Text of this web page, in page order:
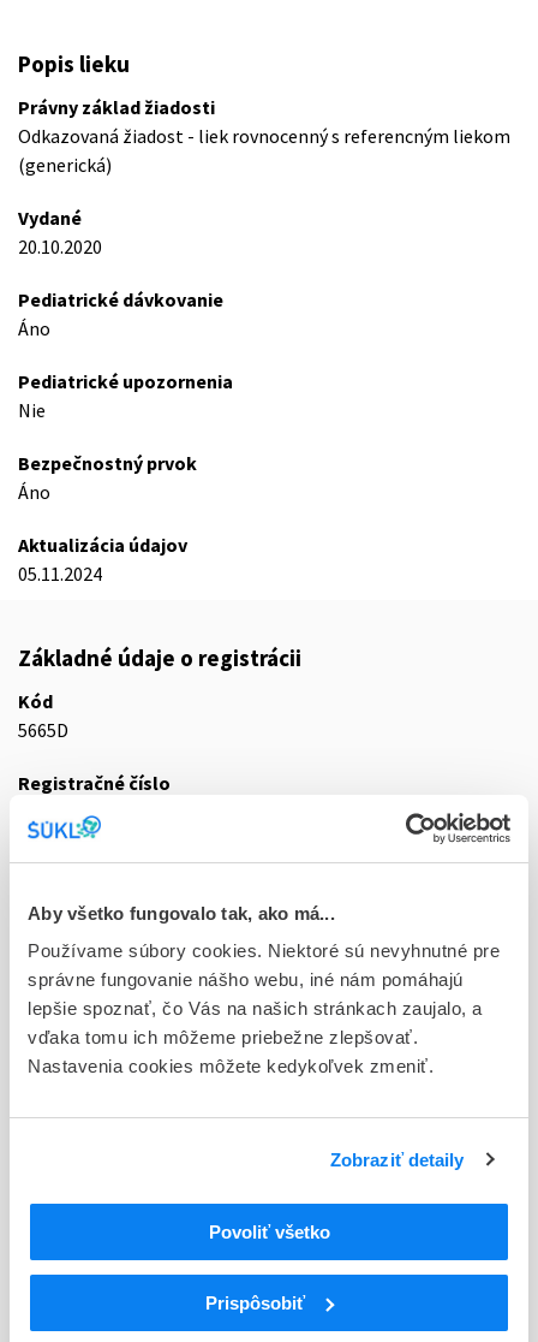
Aby všetko fungovalo tak, ako má...
Používame súbory cookies. Niektoré sú nevyhnutné pre
správne fungovanie nášho webu, iné nám pomáhajú
lepšie spoznať, čo Vás na našich stránkach zaujalo, a
vďaka tomu ich môžeme priebežne zlepšovať.
Nastavenia cookies môžete kedykoľvek zmeniť.
Zobraziť detaily
Povoliť všetko
Prispôsobiť
Popis lieku
Právny základ žiadosti
Odkazovaná žiadost - liek rovnocenný s referencným liekom
(generická)
Vydané
20.10.2020
Pediatrické dávkovanie
Áno
Pediatrické upozornenia
Nie
Bezpečnostný prvok
Áno
Aktualizácia údajov
05.11.2024
Základné údaje o registrácii
Kód
5665D
Registračné číslo
18/0226/20-S
Doplnok
Stav
D - Registrácia bez obmedzenia platnosti
Typ registračnej procedúry
Decentralizovaná
18 - ANTIDIABETICA (VRÁTANE INZULÍNU)
ATC
TRÁVIACI TRAKT A METABOLIZMUS
A10
ANTIDIABETIKÁ